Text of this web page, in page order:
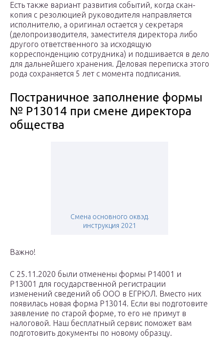
Есть также вариант развития событий, когда скан-
копия с резолюцией руководителя направляется
исполнителю, а оригинал остается у секретаря
(делопроизводителя, заместителя директора либо
другого ответственного за исходящую
корреспонденцию сотрудника) и подшивается в дело
для дальнейшего хранения. Деловая переписка этого
рода сохраняется 5 лет с момента подписания.
Постраничное заполнение формы
№ Р13014 при смене директора
общества
Смена основного оквэд.
инструкция 2021
Важно!
С 25.11.2020 были отменены формы Р14001 и
Р13001 для государственной регистрации
изменений сведений об ООО в ЕГРЮЛ. Вместо них
появилась новая форма Р13014. Если вы подготовите
заявление по старой форме, то его не примут в
налоговой. Наш бесплатный сервис поможет вам
подготовить документы по новому образцу.